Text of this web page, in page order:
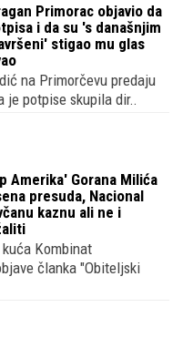
Primorac objavio da
i da su 's današnjim
stigao mu glas
na Primorčevu predaju
je potpise skupila dir..
Amerika' Gorana Milića
presuda, Nacional
kaznu ali ne i
Kombinat
članka "Obiteljski